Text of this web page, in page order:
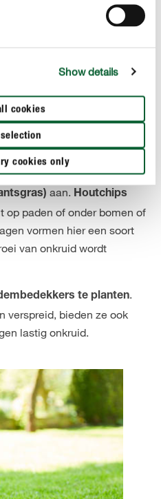
Show details
cookies
cookies only
een uitnodiging om zich
het voordeel dat de grond in
schors, houtsnippers,
ideale mulchmateriaal voor
van groentebedden
aan. Houtchips
op paden of onder bomen of
vormen hier een soort
van onkruid wordt
te planten.
verspreid, bieden ze ook
lastig onkruid.